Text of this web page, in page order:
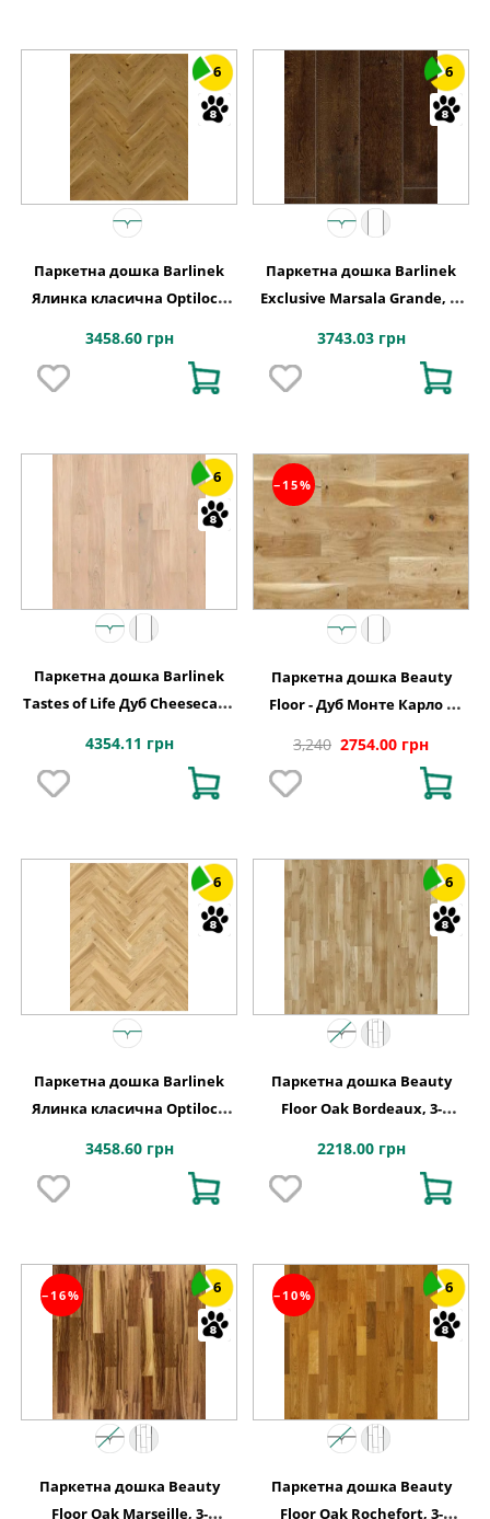
6
Паркетна дошка Barlinek
Ялинка класична Optilock
1WC000003
3458.60 грн
6
Паркетна дошка Barlinek
Exclusive Marsala Grande, 1-
3743.03 грн
6
Паркетна дошка Barlinek
Tastes of Life Дуб Cheesecake
4354.11 грн
−15%
Паркетна дошка Beauty
Floor - Дуб Монте Карло 1
3,240 2754.00 грн
6
Паркетна дошка Barlinek
Ялинка класична Optilock
1WC000015
3458.60 грн
6
Паркетна дошка Beauty
Floor Oak Bordeaux, 3-
2218.00 грн
−16% 6
Паркетна дошка Beauty
Floor Oak Marseille, 3-
−10% 6
Паркетна дошка Beauty
Floor Oak Rochefort, 3-